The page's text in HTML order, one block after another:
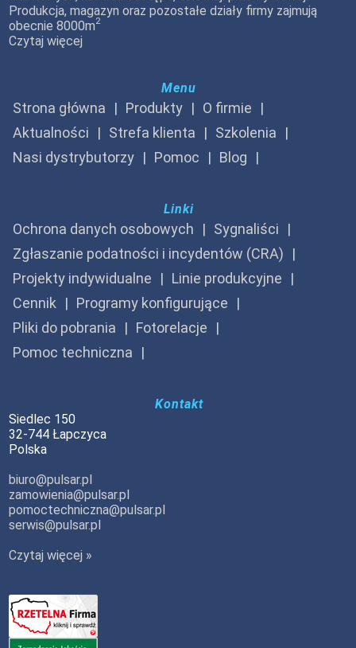
Produkcja, magazyn oraz pozostałe działy firmy zajmują
obecnie 8000m2
Czytaj więcej
Menu
Strona główna Produkty
O firmie
Aktualności
Strefa klienta
Szkolenia
Nasi dystrybutorzy
Pomoc Blog
Linki
Ochrona danych osobowych
Sygnaliści
Zgłaszanie podatności i incydentów (CRA)
Projekty indywidualne
Linie produkcyjne
Cennik
Programy konfigurujące
Pliki do pobrania
Fotorelacje
Pomoc techniczna
Kontakt
Siedlec 150
32-744 Łapczyca
Polska
biuro@pulsar.pl
zamowienia@pulsar.pl
pomoctechniczna@pulsar.pl
serwis@pulsar.pl
Czytaj więcej »